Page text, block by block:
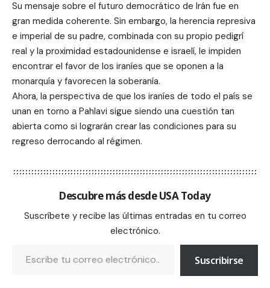
Su mensaje sobre el futuro democrático de Irán fue en
gran medida coherente. Sin embargo, la herencia represiva
e imperial de su padre, combinada con su propio pedigrí
real y la proximidad estadounidense e israelí, le impiden
encontrar el favor de los iraníes que se oponen a la
monarquía y favorecen la soberanía.
Ahora, la perspectiva de que los iraníes de todo el país se
unan en torno a Pahlavi sigue siendo una cuestión tan
abierta como si lograrán crear las condiciones para su
regreso derrocando al régimen.
Descubre más desde USA Today
Suscríbete y recibe las últimas entradas en tu correo
electrónico.
Suscribirse